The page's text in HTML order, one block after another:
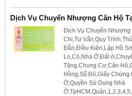
Dịch Vụ Chuyển Nhượng Căn Hộ
Dịch Vụ Chuyển
Chi,Tư Vấn,Quy
Đẫn,Điều Kiện,Lập Hồ
Lo,Có,Nhà Ở,Đất
Tặng,Chung Cư,Căn
Hồng,Sổ Đỏ,Giấy
Ở,Quyền Sử Dụng Nhà